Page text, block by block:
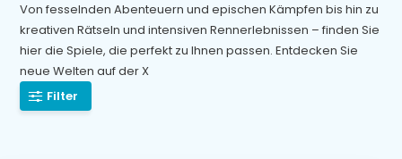
Von fesselnden Abenteuern und epischen Kämpfen bis hin zu
kreativen Rätseln und intensiven Rennerlebnissen – finden Sie
hier die Spiele, die perfekt zu Ihnen passen. Entdecken Sie
neue Welten auf der X
Filter